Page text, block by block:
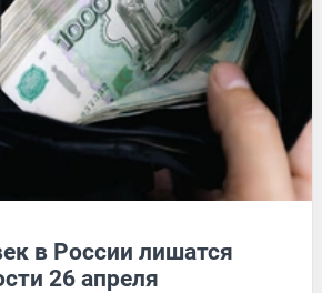
в России лишатся
26 апреля